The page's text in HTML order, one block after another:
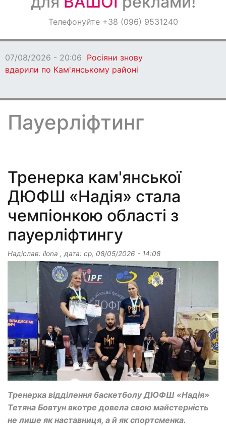
ОголошенняТелефонуйте +38 (096) 9531240
07/08/2026 - 17:29 У
Дніпрі зникли двоє
Пауерліфтинг
Тренерка кам'янської
ДЮФШ «Надія» стала
чемпіонкою області з
пауерліфтингу
Надіслав: ilona , дата: ср, 08/05/2026 - 14:08
Тренерка відділення баскетболу ДЮФШ «Надія»
Тетяна Бовтун вкотре довела свою майстерність
не лише як наставниця, а й як спортсменка.